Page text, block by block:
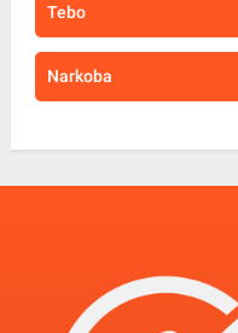
Tebo
Narkoba